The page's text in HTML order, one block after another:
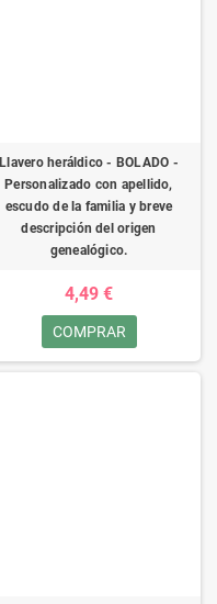
Llavero heráldico - BOLADO -
Personalizado con apellido,
escudo de la familia y breve
descripción del origen
genealógico.
4,49 €
COMPRAR